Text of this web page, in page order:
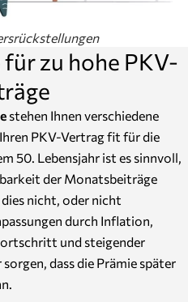
zu hohe PKV-
stehen Ihnen verschiedene
PKV-Vertrag fit für die
50. Lebensjahr ist es sinnvoll,
der Monatsbeiträge
nicht, oder nicht
durch Inflation,
und steigender
dass die Prämie später